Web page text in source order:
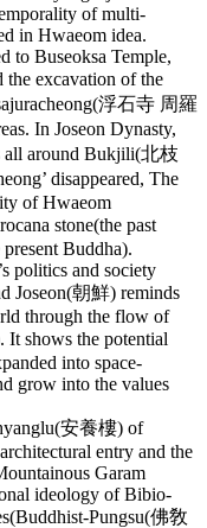
of multi-
in Hwaeom idea.
to Buseoksa Temple,
excavation of the
浮石寺 周羅
In Joseon Dynasty,
all around Bukjili(北枝
disappeared, The
of Hwaeom
stone(the past
Buddha).
politics and society
Joseon(朝鮮) reminds
through the flow of
shows the potential
into space-
grow into the values
安養樓) of
entry and the
Garam
ideology of Bibio-
Pungsu(佛敎